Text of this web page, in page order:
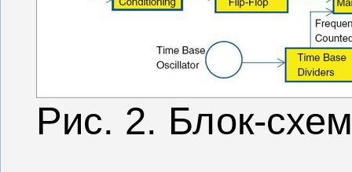
Рис. 2. Блок-